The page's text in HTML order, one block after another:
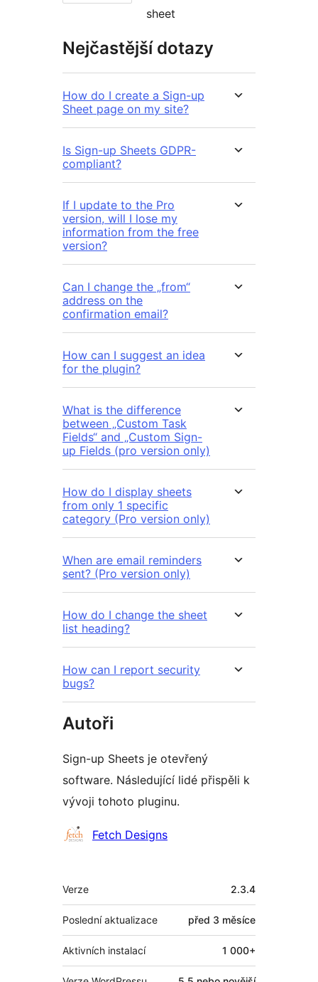
sheet
Nejčastější dotazy
How do I create a Sign-up
Sheet page on my site?
Is Sign-up Sheets GDPR-
compliant?
If I update to the Pro
version, will I lose my
information from the free
version?
Can I change the „from“
address on the
confirmation email?
How can I suggest an idea
for the plugin?
What is the difference
between „Custom Task
Fields“ and „Custom Sign-
up Fields (pro version only)
How do I display sheets
from only 1 specific
category (Pro version only)
When are email reminders
sent? (Pro version only)
How do I change the sheet
list heading?
How can I report security
bugs?
Autoři
Sign-up Sheets je otevřený
software. Následující lidé přispěli k
vývoji tohoto pluginu.
Spolupracovníci
Fetch Designs
Meta
Verze 2.3.4
Poslední aktualizace před 3 měsíce
Aktivních instalací 1 000+